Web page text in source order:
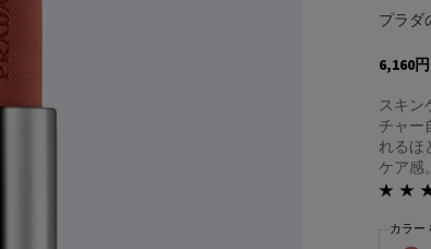
プラダ
6,160円
スキン
チャー
れるほ
ケア感
モノク
カラー